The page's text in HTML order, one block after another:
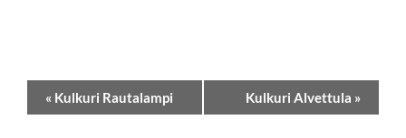
a
« Kulkuri Rautalampi Kulkuri Alvettula »